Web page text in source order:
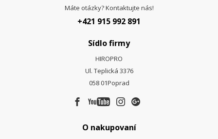
Máte otázky? Kontaktujte nás!
+421 915 992 891
Sídlo firmy
HIROPRO
Ul. Teplická 3376
058 01Poprad
O nakupovaní